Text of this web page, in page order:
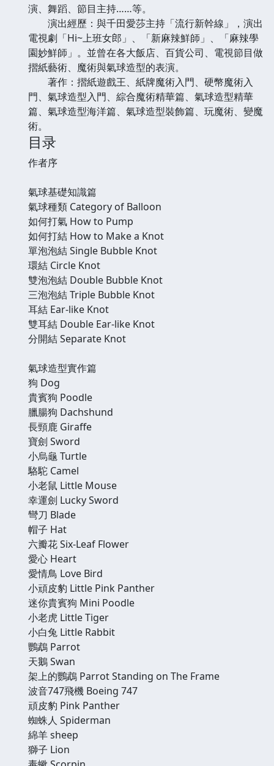
演、舞蹈、節目主持……等。
演出經歷：與千田愛莎主持「流行新幹線」，演出
電視劇「Hi~上班女郎」、「新麻辣鮮師」、「麻辣學
園妙鮮師」。並曾在各大飯店、百貨公司、電視節目做
摺紙藝術、魔術與氣球造型的表演。
著作：摺紙遊戲王、紙牌魔術入門、硬幣魔術入
門、氣球造型入門、綜合魔術精華篇、氣球造型精華
篇、氣球造型海洋篇、氣球造型裝飾篇、玩魔術、變魔
術。
目录
作者序
氣球基礎知識篇
氣球種類 Category of Balloon
如何打氣 How to Pump
如何打結 How to Make a Knot
單泡泡結 Single Bubble Knot
環結 Circle Knot
雙泡泡結 Double Bubble Knot
三泡泡結 Triple Bubble Knot
耳結 Ear-like Knot
雙耳結 Double Ear-like Knot
分開結 Separate Knot
氣球造型實作篇
狗 Dog
貴賓狗 Poodle
臘腸狗 Dachshund
長頸鹿 Giraffe
寶劍 Sword
小烏龜 Turtle
駱駝 Camel
小老鼠 Little Mouse
幸運劍 Lucky Sword
彎刀 Blade
帽子 Hat
六瓣花 Six-Leaf Flower
愛心 Heart
愛情鳥 Love Bird
小頑皮豹 Little Pink Panther
迷你貴賓狗 Mini Poodle
小老虎 Little Tiger
小白兔 Little Rabbit
鸚鵡 Parrot
天鵝 Swan
架上的鸚鵡 Parrot Standing on The Frame
波音747飛機 Boeing 747
頑皮豹 Pink Panther
蜘蛛人 Spiderman
綿羊 sheep
獅子 Lion